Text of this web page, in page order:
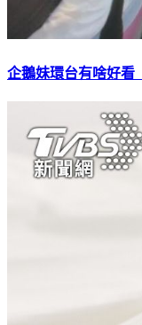
企鵝妹環台有啥好